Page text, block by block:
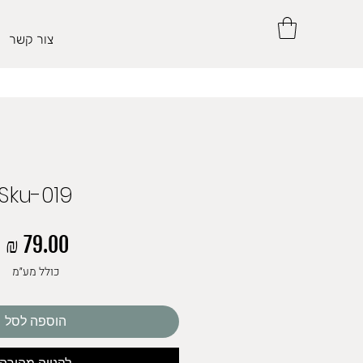
צור קשר
019
כולל מע״מ
הוספה לסל